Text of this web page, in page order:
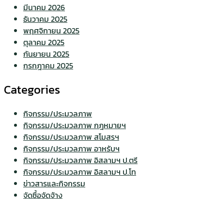
มีนาคม 2026
ธันวาคม 2025
พฤศจิกายน 2025
ตุลาคม 2025
กันยายน 2025
กรกฎาคม 2025
Categories
กิจกรรม/ประมวลภาพ
กิจกรรม/ประมวลภาพ กฎหมายฯ
กิจกรรม/ประมวลภาพ สโมสรฯ
กิจกรรม/ประมวลภาพ อาหรับฯ
กิจกรรม/ประมวลภาพ อิสลามฯ ป.ตรี
กิจกรรม/ประมวลภาพ อิสลามฯ ป.โท
ข่าวสารและกิจกรรม
จัดซื้อจัดจ้าง